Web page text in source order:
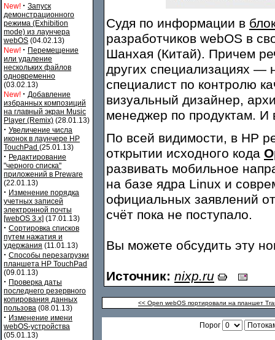
New! · Запуск
демонстрационного
режима (Exhibition
mode) из лаунчера
webOS (04.02.13)
New! · Перемещение
или удаление
нескольких файлов
одновременно
(03.02.13)
New! · Добавление
избранных композиций
на главный экран Music
Player (Remix) (28.01.13)
· Увеличение числа
иконок в лаунчере HP
TouchPad (25.01.13)
· Редактирование
"черного списка"
приложений в Preware
(22.01.13)
· Изменение порядка
учетных записей
электронной почты
[webOS 3.x] (17.01.13)
· Сортировка списков
путем нажатия и
удержания (11.01.13)
· Способы перезагрузки
планшета HP TouchPad
(09.01.13)
· Проверка даты
последнего резервного
копирования данных
пользова (08.01.13)
· Изменение имени
webOS-устройства
(05.01.13)
Судя по информации в
разработчиков webOS в
Шанхая (Китай). Причем
других специализациях —
специалист по контролю
визуальный дизайнер,
менеджер по продуктам. И
По всей видимости, в HP
открытии исходного кода
развивать мобильное
на базе ядра Linux и
официальных заявлений
счёт пока не поступало.
Вы можете обсудить эту
Источник: nixp.ru
<< Open webOS портировали на планшет
Порог